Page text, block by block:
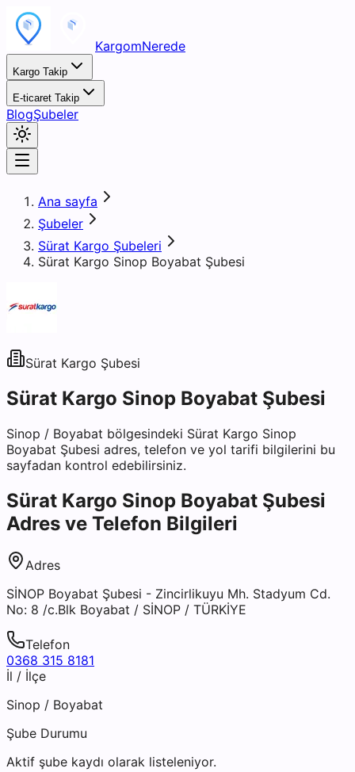
KargomNerede
Kargo Takip
E-ticaret Takip
BlogŞubeler
Ana sayfa
Şubeler
Sürat Kargo Şubeleri
Sürat Kargo Sinop Boyabat Şubesi
Sürat Kargo Şubesi
Sürat Kargo Sinop Boyabat Şubesi
Sinop / Boyabat bölgesindeki Sürat Kargo Sinop
Boyabat Şubesi adres, telefon ve yol tarifi bilgilerini bu
sayfadan kontrol edebilirsiniz.
Sürat Kargo Sinop Boyabat Şubesi
Adres ve Telefon Bilgileri
Adres
SİNOP Boyabat Şubesi - Zincirlikuyu Mh. Stadyum Cd.
No: 8 /c.Blk Boyabat / SİNOP / TÜRKİYE
Telefon
0368 315 8181
İl / İlçe
Sinop / Boyabat
Şube Durumu
Aktif şube kaydı olarak listeleniyor.